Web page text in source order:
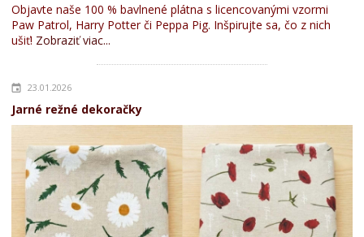
Objavte naše 100 % bavlnené plátna s licencovanými vzormi
Paw Patrol, Harry Potter či Peppa Pig. Inšpirujte sa, čo z nich
ušiť! Zobraziť viac...
23.01.2026
Jarné režné dekoračky